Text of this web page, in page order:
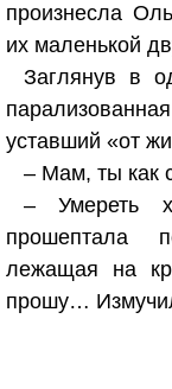
произнесла
их маленькой
Заглянув в
уставший «от
– Мам, ты как
– Умереть
прошептала
лежащая на
прошу…